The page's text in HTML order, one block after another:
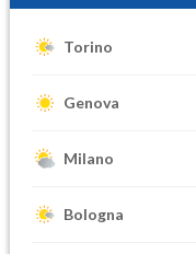
Torino
Genova
Milano
Bologna